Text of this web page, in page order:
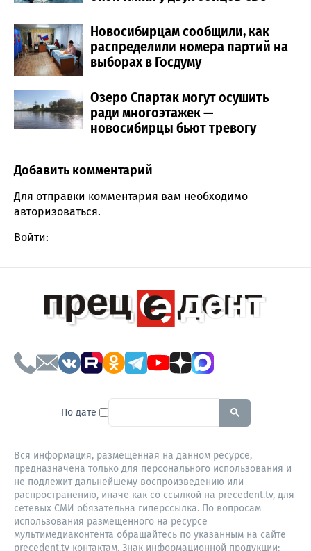
Новосибирцам сообщили, как
распределили номера партий на
выборах в Госдуму
Озеро Спартак могут осушить
ради многоэтажек —
новосибирцы бьют тревогу
Comment section
Добавить комментарий
Для отправки комментария вам необходимо
авторизоваться.
Войти:
По дате To search this site, enter a
Вся информация, размещенная на данном ресурсе,
предназначена только для персонального использования и
не подлежит дальнейшему воспроизведению или
распространению, иначе как со ссылкой на precedent.tv, для
сетевых СМИ обязательна гиперссылка. По вопросам
использования размещенного на ресурсе
мультимедиаконтента обращайтесь по указанным на сайте
precedent.tv контактам. Знак информационной продукции: